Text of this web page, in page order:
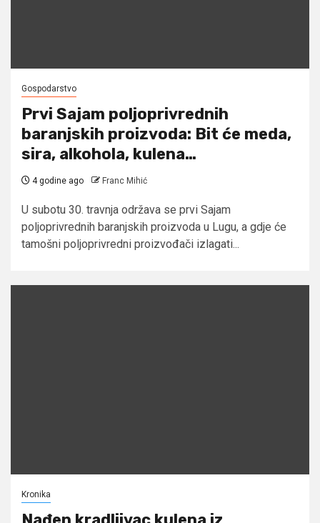
Gospodarstvo
Prvi Sajam poljoprivrednih
baranjskih proizvoda: Bit će meda,
sira, alkohola, kulena…
4 godine ago Franc Mihić
U subotu 30. travnja održava se prvi Sajam
poljoprivrednih baranjskih proizvoda u Lugu, a gdje će
tamošni poljoprivredni proizvođači izlagati...
Kronika